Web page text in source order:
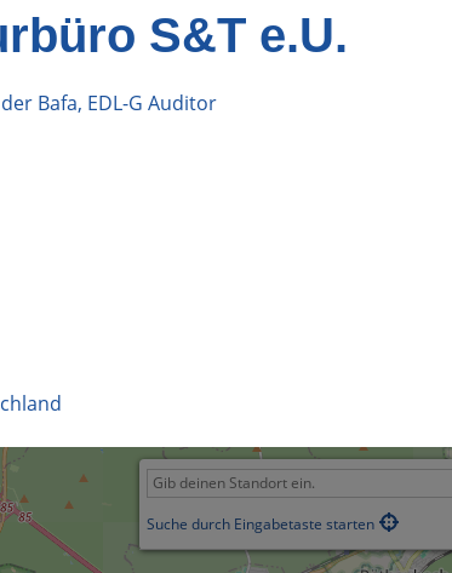
S&T e.U.
Bafa, EDL-G Auditor
Suche durch Eingabetaste starten